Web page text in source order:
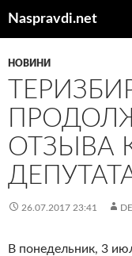
Naspravdi.net
НОВИНИ
ОТЗЫВА
26.07.2017 23:41
В понедельник, 3